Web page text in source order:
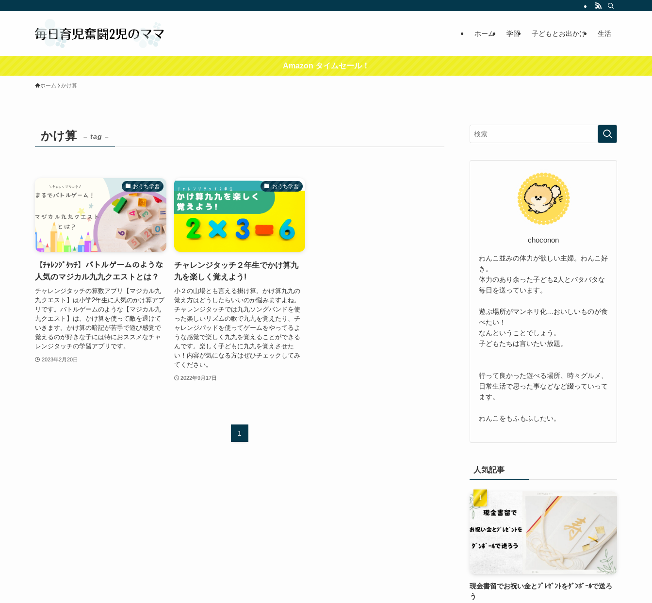
ホーム 学習 子どもとお出かけ 生活
Amazon タイムセール！
ホーム かけ算
かけ算 – tag –
おうち学習
【ﾁｬﾚﾝｼﾞﾀｯﾁ】バトルゲームのような
人気のマジカル九九クエストとは？
チャレンジタッチの算数アプリ【マジカル九
九クエスト】は小学2年生に人気のかけ算アプ
リです。バトルゲームのような【マジカル九
九クエスト】は、かけ算を使って敵を退けて
いきます。かけ算の暗記が苦手で遊び感覚で
覚えるのが好きな子には特におススメなチャ
レンジタッチの学習アプリです。
2023年2月20日
おうち学習
チャレンジタッチ２年生でかけ算九
九を楽しく覚えよう!
小２の山場とも言える掛け算。かけ算九九の
覚え方はどうしたらいいのか悩みますよね。
チャレンジタッチでは九九ソングバンドを使
った楽しいリズムの歌で九九を覚えたり、チ
ャレンジパッドを使ってゲームをやってるよ
うな感覚で楽しく九九を覚えることができる
んです。楽しく子どもに九九を覚えさせた
い！内容が気になる方はぜひチェックしてみ
てください。
2022年9月17日
1
choconon
わんこ並みの体力が欲しい主婦。わんこ好
き。
体力のあり余った子ども2人とバタバタな
毎日を送っています。
遊ぶ場所がマンネリ化…おいしいものが食
べたい！
なんということでしょう。
子どもたちは言いたい放題。
行って良かった遊べる場所、時々グルメ、
日常生活で思った事などなど綴っていって
ます。
わんこをもふもふしたい。
人気記事
現金書留でお祝い金とﾌﾟﾚｾﾞﾝﾄをﾀﾞﾝﾎﾞｰﾙで送ろ
う